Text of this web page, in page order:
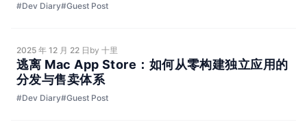
#Dev Diary#Guest Post
2025 年 12 月 22 日 by 十里
逃离 Mac App Store：如何从零构建独立应用的
分发与售卖体系
#Dev Diary#Guest Post